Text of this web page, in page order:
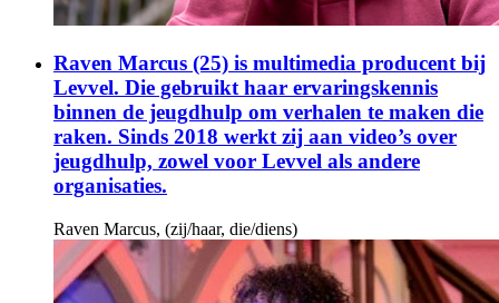
Raven Marcus (25) is multimedia producent bij
Levvel. Die gebruikt haar ervaringskennis
binnen de jeugdhulp om verhalen te maken die
raken. Sinds 2018 werkt zij aan video’s over
jeugdhulp, zowel voor Levvel als andere
organisaties.
Raven Marcus, (zij/haar, die/diens)